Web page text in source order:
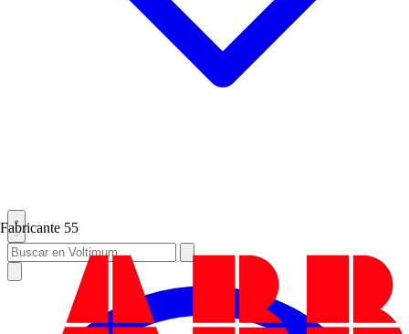
Fabricante 55